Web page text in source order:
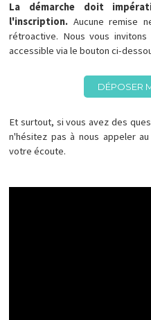
La démarche doit
l'inscription. Aucune remise
rétroactive. Nous vous
accessible via le bouton ci-
DÉPOSER
Et surtout, si vous avez des
n'hésitez pas à nous appeler au
votre écoute.